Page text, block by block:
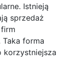
Istnieją
sprzedaż
Taka forma
korzystniejsza